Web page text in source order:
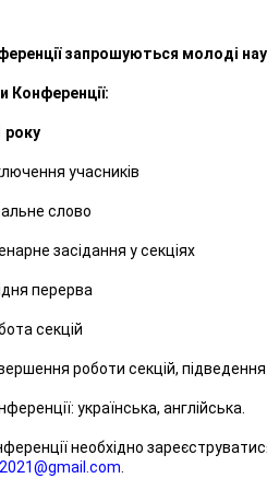
запрошуються молоді
Конференції:
року
учасників
слово
засідання у секціях
перерва
секцій
роботи секцій, підведення
українська, англійська.
необхідно